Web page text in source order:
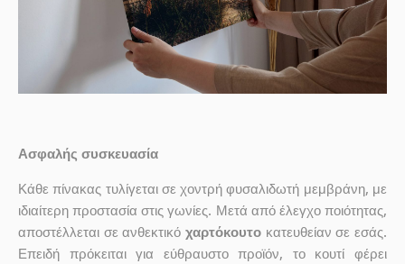
Ασφαλής συσκευασία
Κάθε πίνακας τυλίγεται σε χοντρή φυσαλιδωτή μεμβράνη, με
ιδιαίτερη προστασία στις γωνίες. Μετά από έλεγχο ποιότητας,
αποστέλλεται σε ανθεκτικό χαρτόκουτο κατευθείαν σε εσάς.
Επειδή πρόκειται για εύθραυστο προϊόν, το κουτί φέρει